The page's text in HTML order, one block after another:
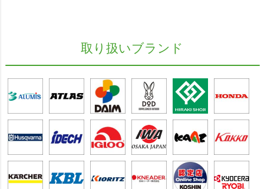
取り扱いブランド